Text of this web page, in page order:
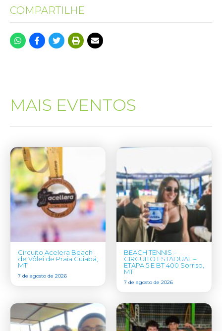
COMPARTILHE
MAIS EVENTOS
Circuito Acelera Beach
de Vôlei de Praia Cuiabá,
MT
7 de agosto de 2026
BEACH TENNIS –
CIRCUITO ESTADUAL –
ETAPA 5 E BT 400 Sorriso,
MT
7 de agosto de 2026